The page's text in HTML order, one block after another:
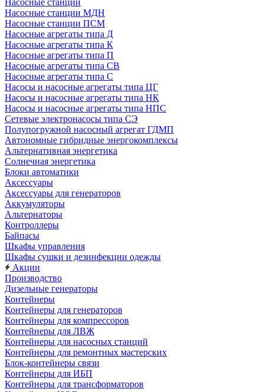
Насосные станции
Насосные станции МДН
Насосные станции ПСМ
Насосные агрегаты типа Д
Насосные агрегаты типа К
Насосные агрегаты типа П
Насосные агрегаты типа СВ
Насосные агрегаты типа С
Насосы и насосные агрегаты типа ЦГ
Насосы и насосные агрегаты типа НК
Насосы и насосные агрегаты типа НПС
Сетевые электронасосы типа СЭ
Полупогружной насосный агрегат ГДМП
Автономные гибридные энергокомплексы
Альтернативная энергетика
Солнечная энергетика
Блоки автоматики
Аксессуары
Аксессуары для генераторов
Аккумуляторы
Альтернаторы
Контроллеры
Байпасы
Шкафы управления
Шкафы сушки и дезинфекции одежды
Акции
Производство
Дизельные генераторы
Контейнеры
Контейнеры для генераторов
Контейнеры для компрессоров
Контейнеры для ЛВЖ
Контейнеры для насосных станций
Контейнеры для ремонтных мастерских
Блок-контейнеры связи
Контейнеры для ИБП
Контейнеры для трансформаторов